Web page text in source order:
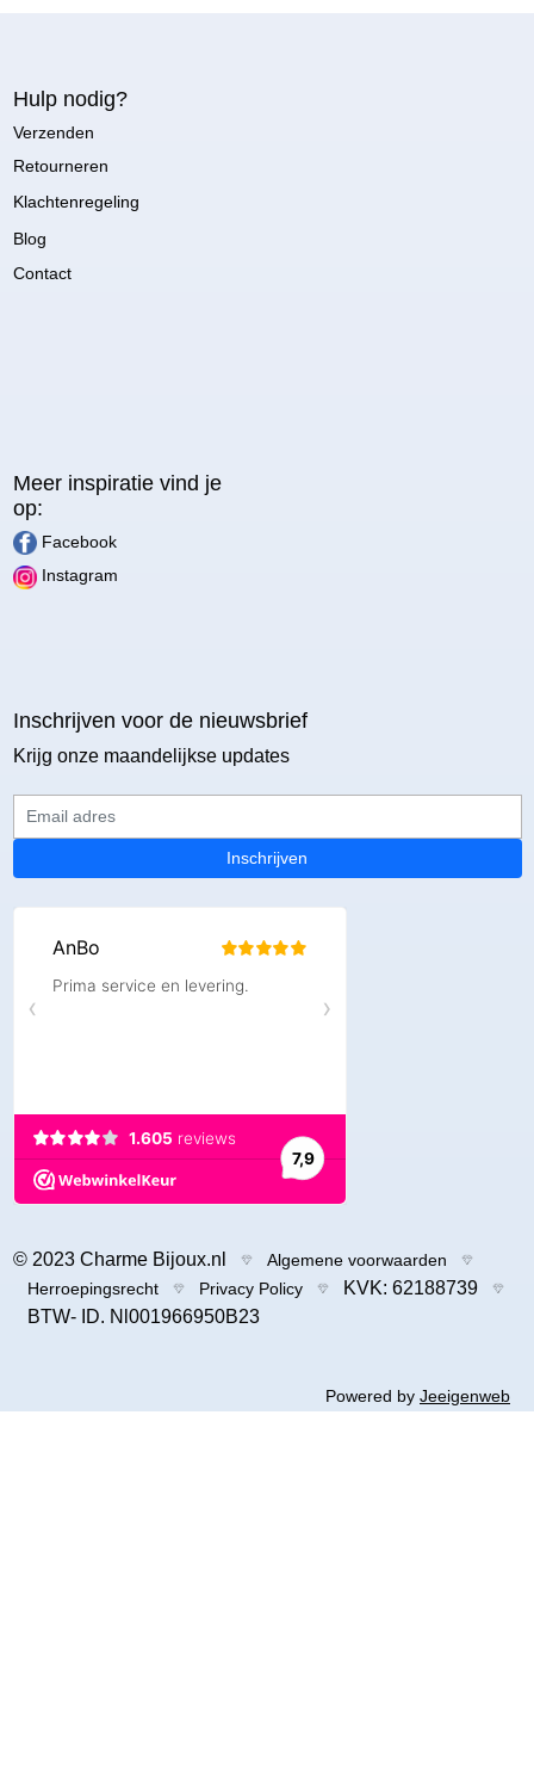
Hulp nodig?
Verzenden
Retourneren
Klachtenregeling
Blog
Contact
Meer inspiratie vind je
op:
Facebook
Instagram
Inschrijven voor de nieuwsbrief
Krijg onze maandelijkse updates
Email adres
Inschrijven
© 2023 Charme Bijoux.nl
Algemene voorwaarden
Herroepingsrecht
Privacy Policy
KVK: 62188739
BTW- ID. Nl001966950B23
Powered by Jeeigenweb